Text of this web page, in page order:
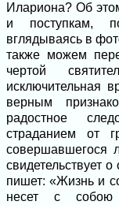
Илариона? Об
и поступкам,
вглядываясь в
также можем
чертой
исключительная
верным
радостное
страданием от
совершавшегося
свидетельствует
пишет: «Жизнь и
несет с собою